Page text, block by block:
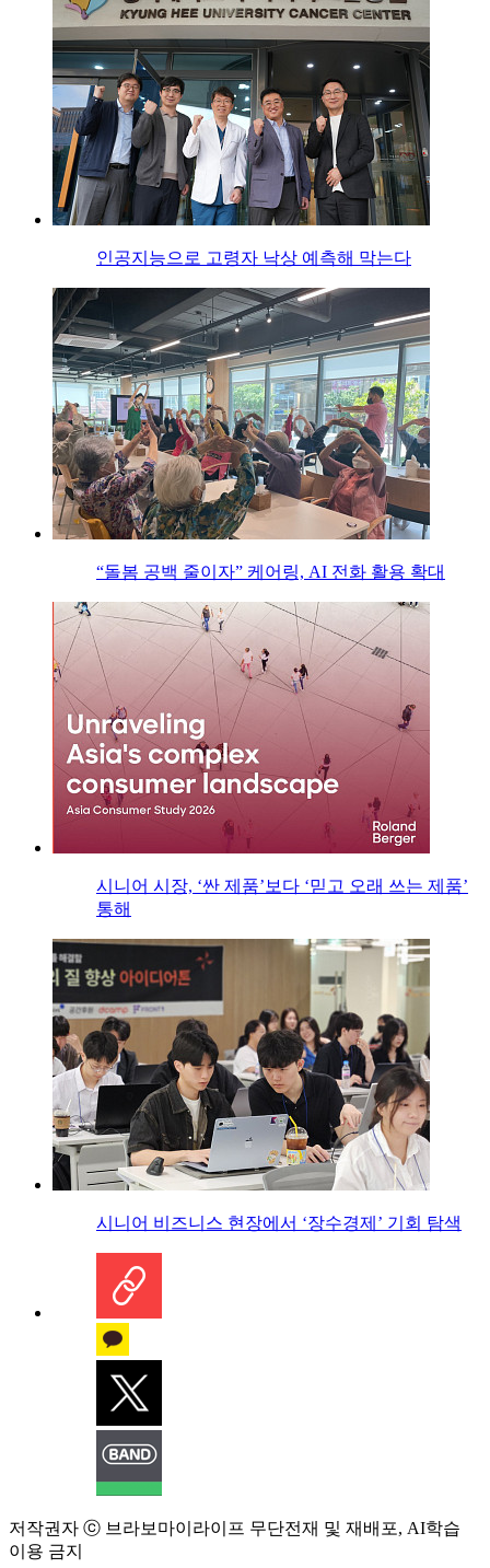
인공지능으로 고령자 낙상 예측해 막는다
“돌봄 공백 줄이자” 케어링, AI 전화 활용 확대
시니어 시장, ‘싼 제품’보다 ‘믿고 오래 쓰는 제품’
통해
시니어 비즈니스 현장에서 ‘장수경제’ 기회 탐색
저작권자 ⓒ 브라보마이라이프 무단전재 및 재배포, AI학습
이용 금지